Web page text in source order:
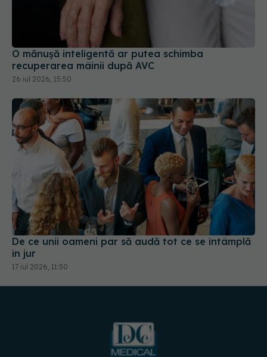
O mănușă inteligentă ar putea schimba
recuperarea mâinii după AVC
26 iul 2026, 15:50
De ce unii oameni par să audă tot ce se întâmplă
în jur
17 iul 2026, 11:50